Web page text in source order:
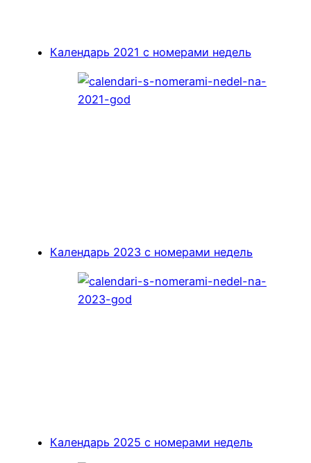
Календарь 2021 с номерами недель
Календарь 2023 с номерами недель
Календарь 2025 с номерами недель